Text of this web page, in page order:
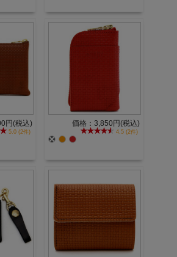
円(税込)
5.0 (2件)
価格：3,850円(税込)
4.5 (2件)